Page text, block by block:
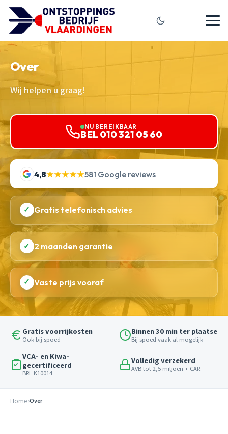
Over
Wij helpen u graag!
NU BEREIKBAAR
BEL 010 321 05 60
4,8★★★★★581 Google reviews
✓ Gratis telefonisch advies
✓ 2 maanden garantie
✓ Vaste prijs vooraf
Gratis voorrijkosten
Ook bij spoed
Binnen 30 min ter plaatse
Bij spoed vaak al mogelijk
VCA- en Kiwa-
gecertificeerd
BRL K10014
Volledig verzekerd
AVB tot 2,5 miljoen + CAR
Home Over